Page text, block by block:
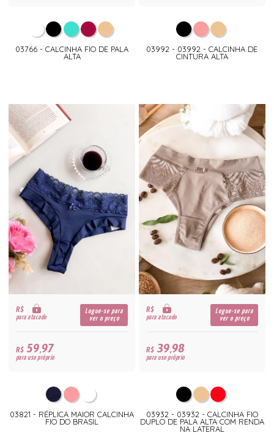
03766 - CALCINHA FIO DE PALA
ALTA
03992 - 03992 - CALCINHA DE
CINTURA ALTA
R$
para atacado
Logue-se para
ver o preço
R$59,97
para uso próprio
03821 - RÉPLICA MAIOR CALCINHA
FIO DO BRASIL
R$
para atacado
Logue-se para
ver o preço
R$39,98
para uso próprio
03932 - 03932 - CALCINHA FIO
DUPLO DE PALA ALTA COM RENDA
NA LATERAL